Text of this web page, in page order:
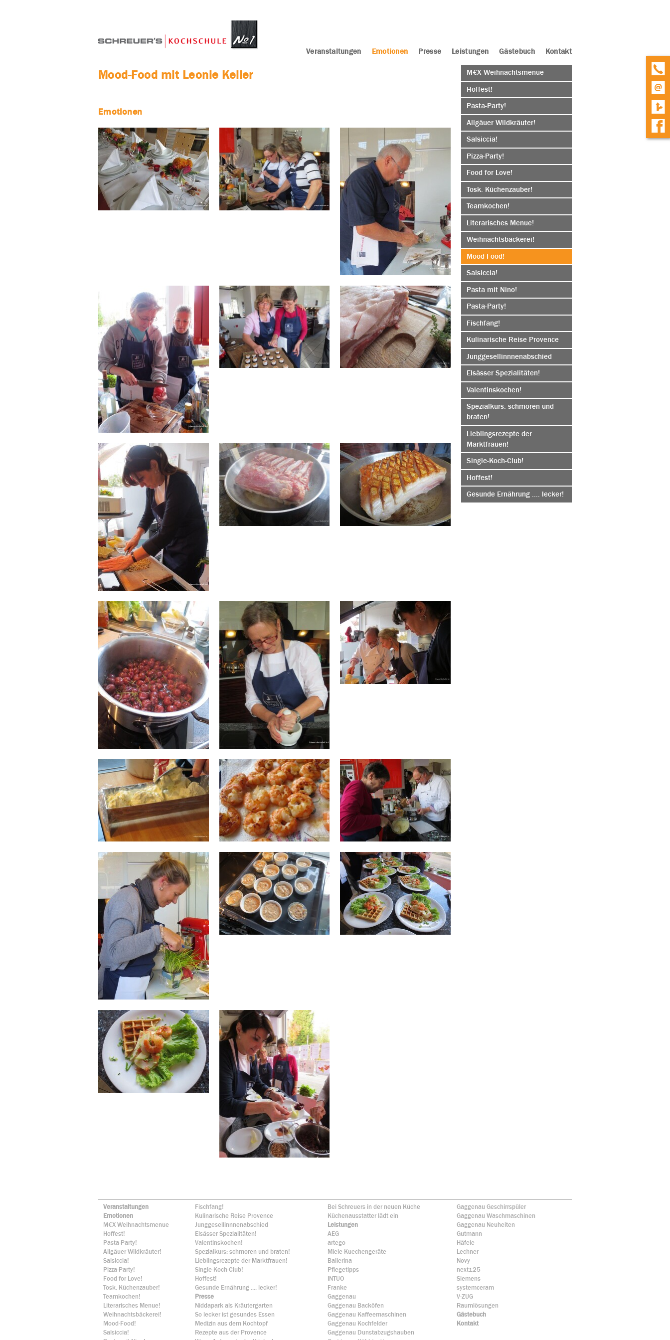
Veranstaltungen Emotionen Presse Leistungen Gästebuch Kontakt
Mood-Food mit Leonie Keller
Emotionen
M€X Weihnachtsmenue
Hoffest!
Pasta-Party!
Allgäuer Wildkräuter!
Salsiccia!
Pizza-Party!
Food for Love!
Tosk. Küchenzauber!
Teamkochen!
Literarisches Menue!
Weihnachtsbäckerei!
Mood-Food!
Salsiccia!
Pasta mit Nino!
Pasta-Party!
Fischfang!
Kulinarische Reise Provence
Junggesellinnnenabschied
Elsässer Spezialitäten!
Valentinskochen!
Spezialkurs: schmoren und
braten!
Lieblingsrezepte der
Marktfrauen!
Single-Koch-Club!
Hoffest!
Gesunde Ernährung .... lecker!
Veranstaltungen
Emotionen
M€X Weihnachtsmenue
Hoffest!
Pasta-Party!
Allgäuer Wildkräuter!
Salsiccia!
Pizza-Party!
Food for Love!
Tosk. Küchenzauber!
Teamkochen!
Literarisches Menue!
Weihnachtsbäckerei!
Mood-Food!
Salsiccia!
Fischfang!
Kulinarische Reise Provence
Junggesellinnnenabschied
Elsässer Spezialitäten!
Valentinskochen!
Spezialkurs: schmoren und braten!
Lieblingsrezepte der Marktfrauen!
Single-Koch-Club!
Hoffest!
Gesunde Ernährung .... lecker!
Presse
Niddapark als Kräutergarten
So lecker ist gesundes Essen
Medizin aus dem Kochtopf
Rezepte aus der Provence
Bei Schreuers in der neuen Küche
Küchenausstatter lädt ein
Leistungen
AEG
artego
Miele-Kuechengeräte
Ballerina
Pflegetipps
INTUO
Franke
Gaggenau
Gaggenau Backöfen
Gaggenau Kaffeemaschinen
Gaggenau Kochfelder
Gaggenau Dunstabzugshauben
Gaggenau Geschirrspüler
Gaggenau Waschmaschinen
Gaggenau Neuheiten
Gutmann
Häfele
Lechner
Novy
next125
Siemens
systemceram
V-ZUG
Raumlösungen
Gästebuch
Kontakt